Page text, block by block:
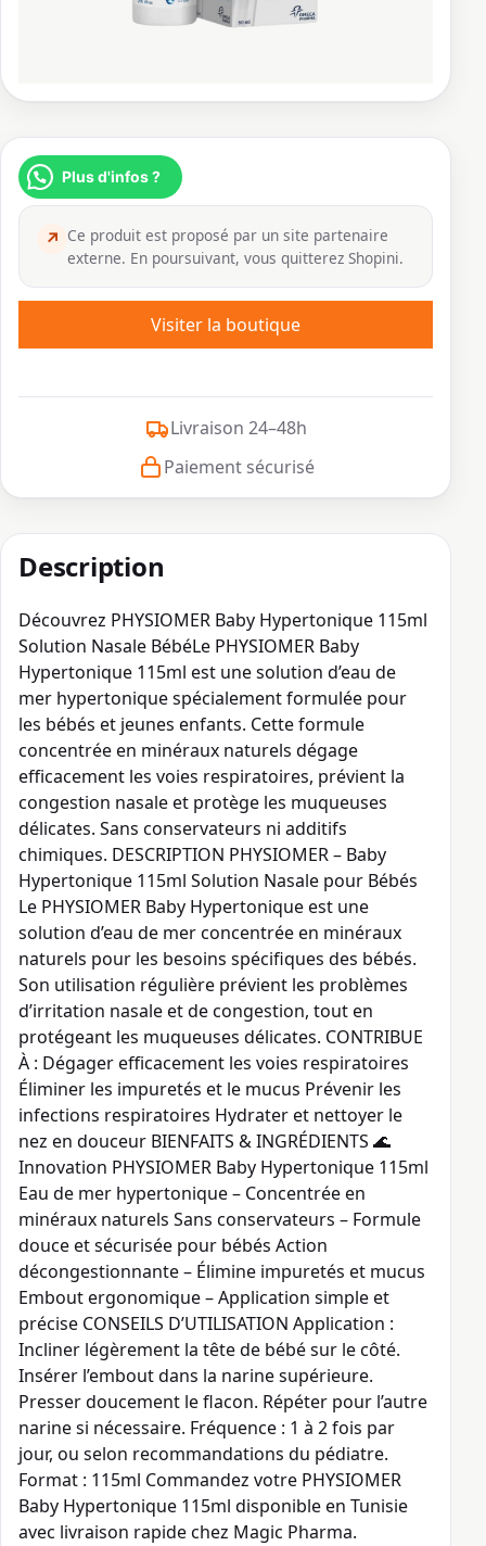
Plus d'infos ?
↗ Ce produit est proposé par un site partenaire
externe. En poursuivant, vous quitterez Shopini.
Visiter la boutique
Livraison 24–48h
Paiement sécurisé
Description
Découvrez PHYSIOMER Baby Hypertonique 115ml
Solution Nasale BébéLe PHYSIOMER Baby
Hypertonique 115ml est une solution d’eau de
mer hypertonique spécialement formulée pour
les bébés et jeunes enfants. Cette formule
concentrée en minéraux naturels dégage
efficacement les voies respiratoires, prévient la
congestion nasale et protège les muqueuses
délicates. Sans conservateurs ni additifs
chimiques. DESCRIPTION PHYSIOMER – Baby
Hypertonique 115ml Solution Nasale pour Bébés
Le PHYSIOMER Baby Hypertonique est une
solution d’eau de mer concentrée en minéraux
naturels pour les besoins spécifiques des bébés.
Son utilisation régulière prévient les problèmes
d’irritation nasale et de congestion, tout en
protégeant les muqueuses délicates. CONTRIBUE
À : Dégager efficacement les voies respiratoires
Éliminer les impuretés et le mucus Prévenir les
infections respiratoires Hydrater et nettoyer le
nez en douceur BIENFAITS & INGRÉDIENTS 🌊
Innovation PHYSIOMER Baby Hypertonique 115ml
Eau de mer hypertonique – Concentrée en
minéraux naturels Sans conservateurs – Formule
douce et sécurisée pour bébés Action
décongestionnante – Élimine impuretés et mucus
Embout ergonomique – Application simple et
précise CONSEILS D’UTILISATION Application :
Incliner légèrement la tête de bébé sur le côté.
Insérer l’embout dans la narine supérieure.
Presser doucement le flacon. Répéter pour l’autre
narine si nécessaire. Fréquence : 1 à 2 fois par
jour, ou selon recommandations du pédiatre.
Format : 115ml Commandez votre PHYSIOMER
Baby Hypertonique 115ml disponible en Tunisie
avec livraison rapide chez Magic Pharma.